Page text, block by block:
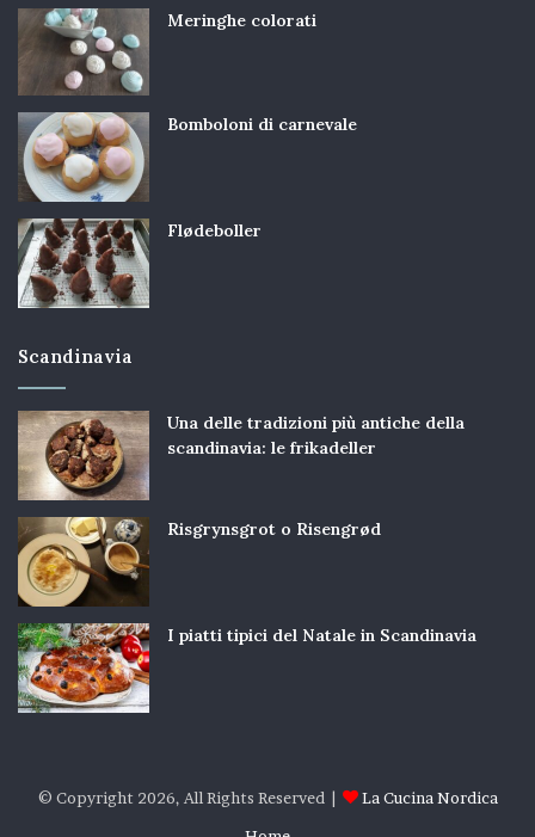
Meringhe colorati
Bomboloni di carnevale
Flødeboller
Scandinavia
Una delle tradizioni più antiche della
scandinavia: le frikadeller
Risgrynsgrot o Risengrød
I piatti tipici del Natale in Scandinavia
© Copyright 2026, All Rights Reserved |
La Cucina Nordica